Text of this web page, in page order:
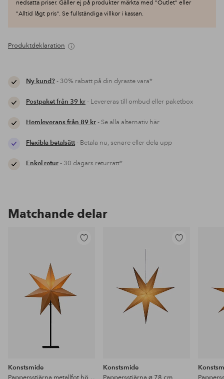
nedsatta priser. Gäller ej på produkter märkta med "Outlet" eller
"Alltid lågt pris". Se fullständiga villkor i kassan.
Produktdeklaration
Ny kund?- 30% rabatt på din dyraste vara*
Postpaket från 39 kr- Levereras till ombud eller paketbox
Hemleverans från 89 kr- Se alla alternativ här
Flexibla betalsätt- Betala nu, senare eller dela upp
Enkel retur- 30 dagars returrätt*
Matchande delar
Konstsmide
Pappersstjärna metallfot höjd 65 cm
Konstsmide
Pappersstjärna ⌀ 78 cm